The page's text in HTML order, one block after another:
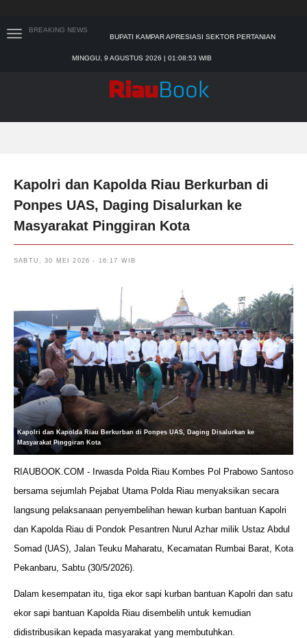
BREAKING NEWS
BINAAN JEFRY NOER, ADA PISANG CAVENDISH
KEBAKARAN HUTAN DAN LAHAN
MINGGU, 9 AGUSTUS 2026 | 01:08:54 WIB
Kapolri dan Kapolda Riau Berkurban di
Ponpes UAS, Daging Disalurkan ke
Masyarakat Pinggiran Kota
SABTU, 30 MEI 2026 - 16:17 WIB
Kapolri dan Kapolda Riau Berkurban di Ponpes UAS, Daging Disalurkan ke
Masyarakat Pinggiran Kota
RIAUBOOK.COM - Irwasda Polda Riau Kombes Pol Prabowo Santoso
bersama sejumlah Pejabat Utama Polda Riau menyaksikan secara
langsung pelaksanaan penyembelihan hewan kurban bantuan Kapolri
dan Kapolda Riau di Pondok Pesantren Nurul Azhar milik Ustaz Abdul
Somad (UAS), Jalan Teuku Maharatu, Kecamatan Rumbai Barat, Kota
Pekanbaru, Sabtu (30/5/2026).
Dalam kesempatan itu, tiga ekor sapi kurban bantuan Kapolri dan satu
ekor sapi bantuan Kapolda Riau disembelih untuk kemudian
didistribusikan kepada masyarakat yang membutuhkan.